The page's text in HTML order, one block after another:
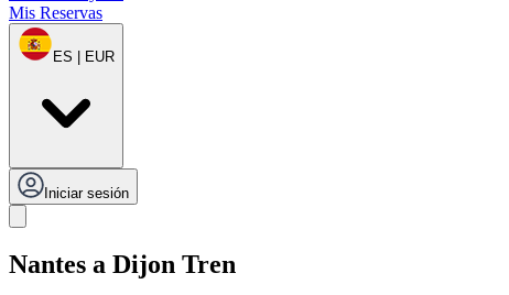
Mis Reservas
ES | EUR
Iniciar sesión
Nantes a Dijon Tren